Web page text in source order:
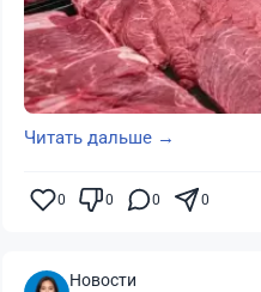
Читать дальше →
0 0 0 0
Новости